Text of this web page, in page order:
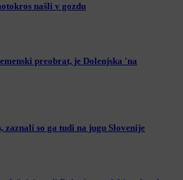
našli v gozdu
preobrat, je Dolenjska 'na
zaznali so ga tudi na jugu Slovenije